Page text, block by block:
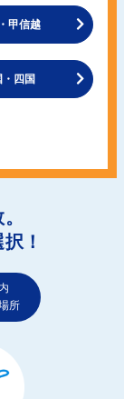
甲信越
・四国
！
所